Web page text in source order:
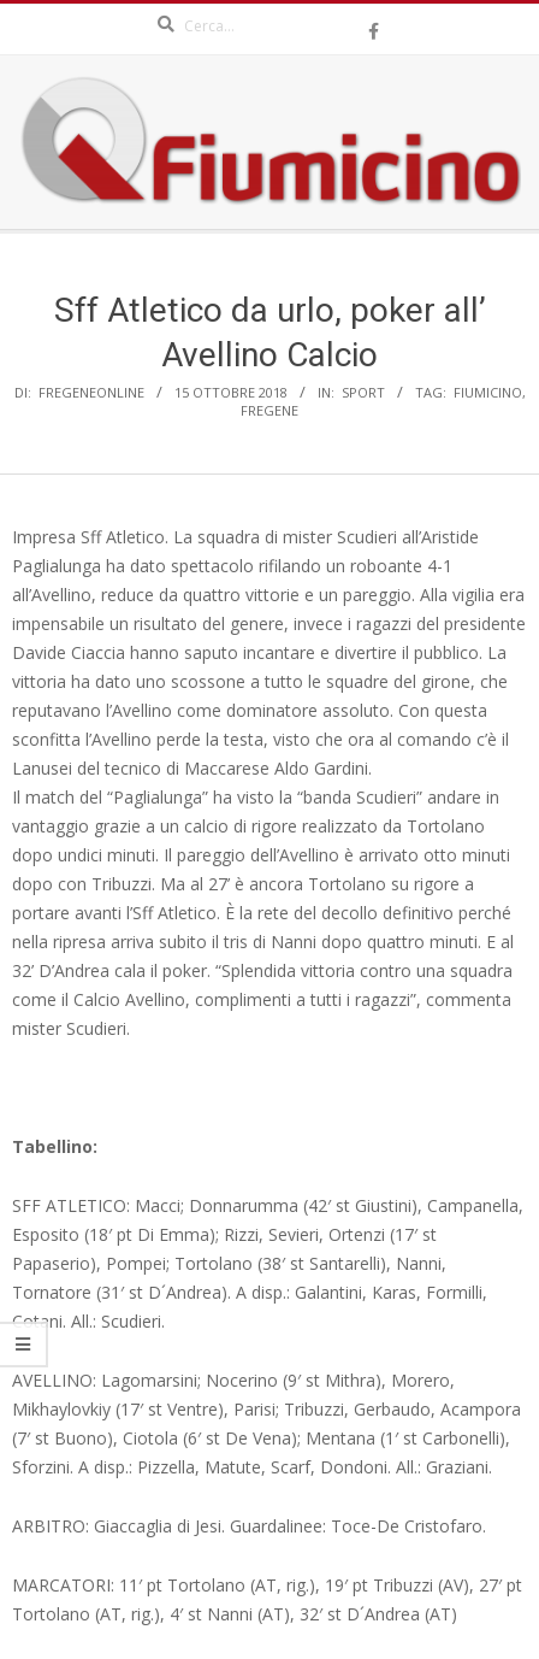
content
QFIUMICINO.COM
Sff Atletico da urlo, poker all’
Avellino Calcio
DI: FREGENEONLINE 15 OTTOBRE 2018 IN: SPORT TAG: FIUMICINO,
FREGENE
Impresa Sff Atletico. La squadra di mister Scudieri all’Aristide
Paglialunga ha dato spettacolo rifilando un roboante 4-1
all’Avellino, reduce da quattro vittorie e un pareggio. Alla vigilia era
impensabile un risultato del genere, invece i ragazzi del presidente
Davide Ciaccia hanno saputo incantare e divertire il pubblico. La
vittoria ha dato uno scossone a tutto le squadre del girone, che
reputavano l’Avellino come dominatore assoluto. Con questa
sconfitta l’Avellino perde la testa, visto che ora al comando c’è il
Lanusei del tecnico di Maccarese Aldo Gardini.
Il match del “Paglialunga” ha visto la “banda Scudieri” andare in
vantaggio grazie a un calcio di rigore realizzato da Tortolano
dopo undici minuti. Il pareggio dell’Avellino è arrivato otto minuti
dopo con Tribuzzi. Ma al 27’ è ancora Tortolano su rigore a
portare avanti l’Sff Atletico. È la rete del decollo definitivo perché
nella ripresa arriva subito il tris di Nanni dopo quattro minuti. E al
32’ D’Andrea cala il poker. “Splendida vittoria contro una squadra
come il Calcio Avellino, complimenti a tutti i ragazzi”, commenta
mister Scudieri.
Tabellino:
SFF ATLETICO: Macci; Donnarumma (42′ st Giustini), Campanella,
Esposito (18′ pt Di Emma); Rizzi, Sevieri, Ortenzi (17′ st
Papaserio), Pompei; Tortolano (38′ st Santarelli), Nanni,
Tornatore (31′ st D´Andrea). A disp.: Galantini, Karas, Formilli,
Cotani. All.: Scudieri.
AVELLINO: Lagomarsini; Nocerino (9′ st Mithra), Morero,
Mikhaylovkiy (17′ st Ventre), Parisi; Tribuzzi, Gerbaudo, Acampora
(7′ st Buono), Ciotola (6′ st De Vena); Mentana (1′ st Carbonelli),
Sforzini. A disp.: Pizzella, Matute, Scarf, Dondoni. All.: Graziani.
ARBITRO: Giaccaglia di Jesi. Guardalinee: Toce-De Cristofaro.
MARCATORI: 11′ pt Tortolano (AT, rig.), 19′ pt Tribuzzi (AV), 27′ pt
Tortolano (AT, rig.), 4′ st Nanni (AT), 32′ st D´Andrea (AT)